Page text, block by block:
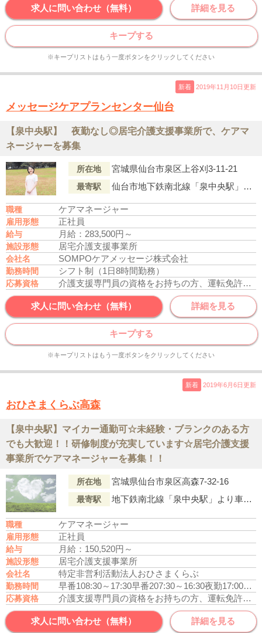
求人に問い合わせ（無料） 詳細を見る
キープする
※キープリストはもう一度ボタンをクリックしてください
新着 2019年11月10日更新
メッセージケアプランセンター仙台
【泉中央駅】 夜勤なし◎居宅介護支援事業所で、ケアマ
ネージャーを募集
所在地 宮城県仙台市泉区上谷刈3-11-21
最寄駅 仙台市地下鉄南北線「泉中央駅」より徒歩22分
職種 ケアマネージャー
雇用形態 正社員
給与 月給：283,500円～
施設形態 居宅介護支援事業所
会社名 SOMPOケアメッセージ株式会社
勤務時間 シフト制（1日8時間勤務）
応募資格 介護支援専門員の資格をお持ちの方、運転免許あれば尚可
求人に問い合わせ（無料） 詳細を見る
キープする
※キープリストはもう一度ボタンをクリックしてください
新着 2019年6月6日更新
おひさまくらぶ高森
【泉中央駅】マイカー通勤可☆未経験・ブランクのある方
でも大歓迎！！研修制度が充実しています☆居宅介護支援
事業所でケアマネージャーを募集！！
所在地 宮城県仙台市泉区高森7-32-16
最寄駅 地下鉄南北線「泉中央駅」より車で15分
職種 ケアマネージャー
雇用形態 正社員
給与 月給：150,520円～
施設形態 居宅介護支援事業所
会社名 特定非営利活動法人おひさまくらぶ
勤務時間 早番108:30～17:30早番207:30～16:30夜勤17:00～09:00
応募資格 介護支援専門員の資格をお持ちの方、運転免許あれば尚可
求人に問い合わせ（無料） 詳細を見る